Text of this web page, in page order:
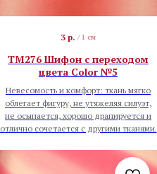
3 р. / 1 см
TM276 Шифон с переходом
цвета Color №5
Невесомость и комфорт: ткань мягко
облегает фигуру, не утяжеляя силуэт,
не осыпается, хорошо драпируется и
отлично сочетается с другими тканями.